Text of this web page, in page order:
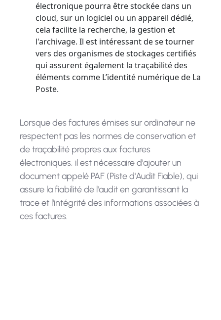
électronique pourra être stockée dans un
cloud, sur un logiciel ou un appareil dédié,
cela facilite la recherche, la gestion et
l'archivage. Il est intéressant de se tourner
vers des organismes de stockages certifiés
qui assurent également la traçabilité des
éléments comme L’identité numérique de La
Poste.
Lorsque des factures émises sur ordinateur ne
respectent pas les normes de conservation et
de traçabilité propres aux factures
électroniques, il est nécessaire d'ajouter un
document appelé PAF (Piste d'Audit Fiable), qui
assure la fiabilité de l'audit en garantissant la
trace et l'intégrité des informations associées à
ces factures.